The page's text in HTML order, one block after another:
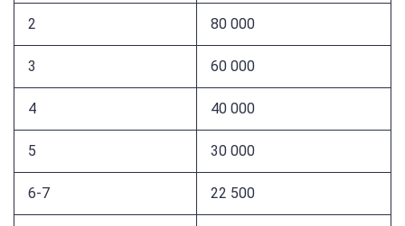
2 80 000
3 60 000
4 40 000
5 30 000
6-7 22 500